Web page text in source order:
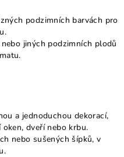
podzimních barvách pro
jiných podzimních plodů
a jednoduchou dekorací,
dveří nebo krbu.
nebo sušených šípků, v